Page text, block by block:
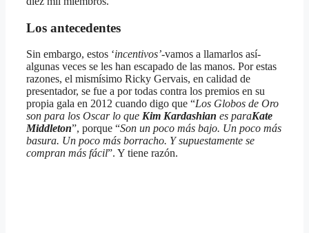
Los antecedentes
Sin embargo, estos ‘incentivos’-vamos a llamarlos así-
algunas veces se les han escapado de las manos. Por estas
razones, el mismísimo Ricky Gervais, en calidad de
presentador, se fue a por todas contra los premios en su
propia gala en 2012 cuando digo que “Los Globos de Oro
son para los Oscar lo que Kim Kardashian es paraKate
Middleton”, porque “Son un poco más bajo. Un poco más
basura. Un poco más borracho. Y supuestamente se
compran más fácil”. Y tiene razón.